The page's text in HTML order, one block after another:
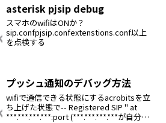
asterisk pjsip debug
スマホのwifiはONか？
sip.confpjsip.confextenstions.conf以上
を点検する
プッシュ通知のデバッグ方法
wifiで通信できる状態にするacrobitsを立
ち上げた状態で-- Registered SIP '' at
***.***.***.***:port (***.***.***.***が自分の